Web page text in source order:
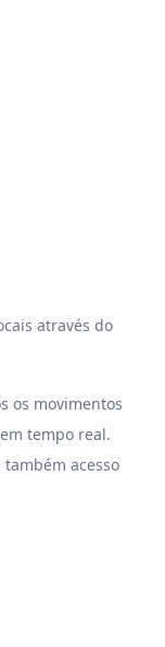
através do
os movimentos
tempo real.
acesso